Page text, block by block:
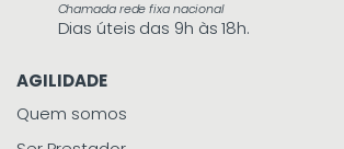
Chamada rede fixa nacional
Dias úteis das 9h às 18h.
AGILIDADE
Quem somos